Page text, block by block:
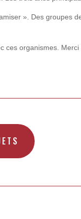
». Des groupes
organismes.